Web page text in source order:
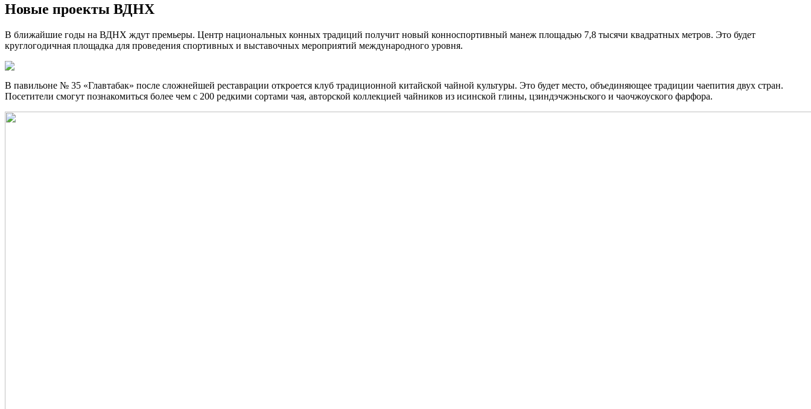
Новые проекты ВДНХ
В ближайшие годы на ВДНХ ждут премьеры. Центр национальных конных традиций получит новый конноспортивный манеж площадью 7,8 тысячи квадратных метров. Это будет
круглогодичная площадка для проведения спортивных и выставочных мероприятий международного уровня.
В павильоне № 35 «Главтабак» после сложнейшей реставрации откроется клуб традиционной китайской чайной культуры. Это будет место, объединяющее традиции чаепития двух стран.
Посетители смогут познакомиться более чем с 200 редкими сортами чая, авторской коллекцией чайников из исинской глины, цзиндэчжэньского и чаочжоуского фарфора.